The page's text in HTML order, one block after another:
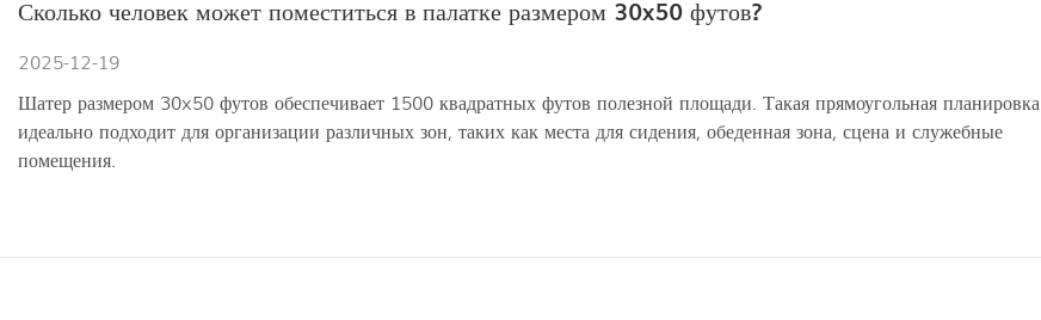
Сколько человек может поместиться в палатке размером 30x50 футов?
2025-12-19
Шатер размером 30x50 футов обеспечивает 1500 квадратных футов полезной площади. Такая прямоугольная планировка
идеально подходит для организации различных зон, таких как места для сидения, обеденная зона, сцена и служебные
помещения.